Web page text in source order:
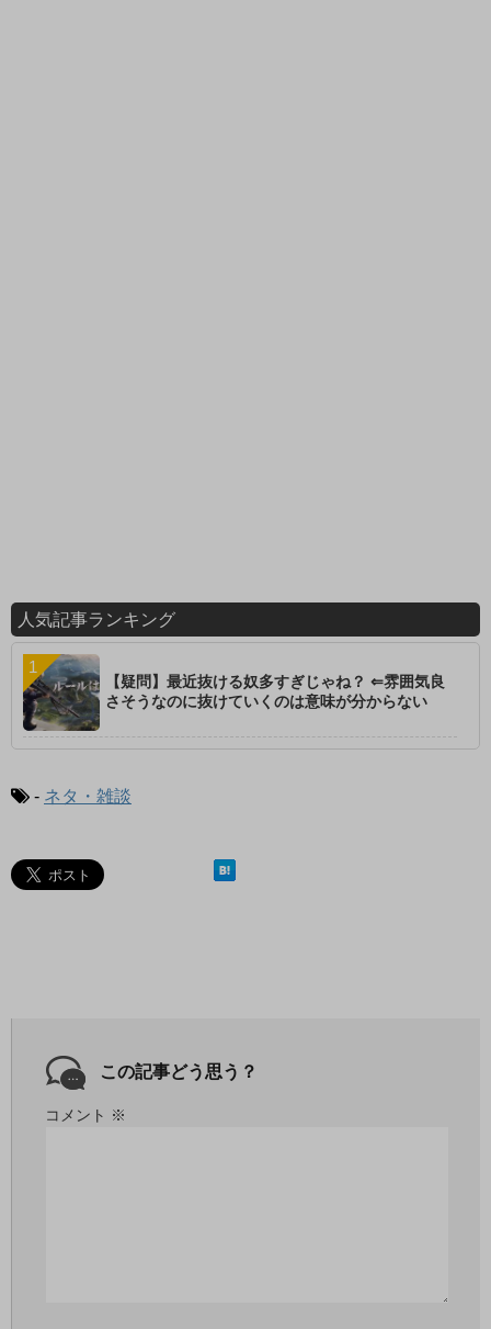
人気記事ランキング
【疑問】最近抜ける奴多すぎじゃね？ ⇐雰囲気良
さそうなのに抜けていくのは意味が分からない
- ネタ・雑談
この記事どう思う？
コメント ※